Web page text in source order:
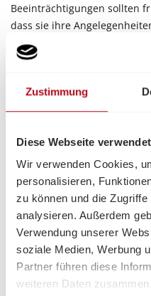
Zustimmung
Diese Webseite
Wir verwenden Cookies,
personalisieren,
zu können und die
analysieren. Außerdem
Verwendung unserer
soziale Medien, Werbung
Partner führen diese
weiteren Daten
Beeinträchtigungen sollten
dass sie ihre
können. Die vorgestellten
wertvolle Möglichkeit,
angenommen werden
Broschüren und
mitgenommen, wodurch
Volkshilfe weiter an
Die durchweg positiven
Thema Vorsorge viele
umfassende, verständliche